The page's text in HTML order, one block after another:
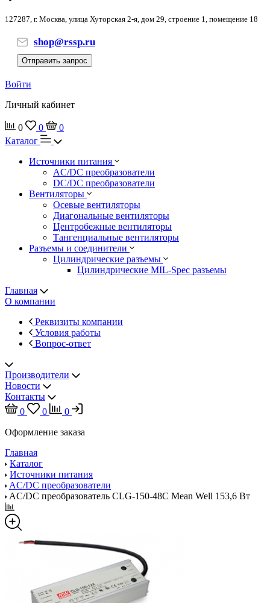
127287, г. Москва, улица Хуторская 2-я, дом 29, строение 1, помещение 18
shop@rssp.ru
Отправить запрос
Войти
Личный кабинет
0 0
0
Каталог
Источники питания
AC/DC преобразователи
DC/DC преобразователи
Вентиляторы
Осевые вентиляторы
Диагональные вентиляторы
Центробежные вентиляторы
Тангенциальные вентиляторы
Разъемы и соединители
Цилиндрические разъемы
Цилиндрические MIL-Spec разъемы
Главная
О компании
Реквизиты компании
Условия работы
Вопрос-ответ
Производители
Новости
Контакты
0
0
0
Оформление заказа
Главная
Каталог
Источники питания
AC/DC преобразователи
AC/DC преобразователь CLG-150-48C Mean Well 153,6 Вт